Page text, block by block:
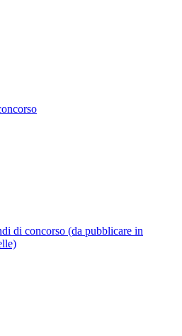
di concorso (da pubblicare in